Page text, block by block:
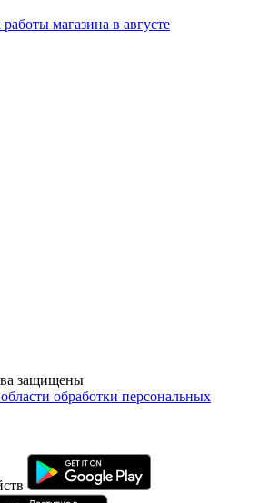
магазина в августе
защищены
обработки персональных